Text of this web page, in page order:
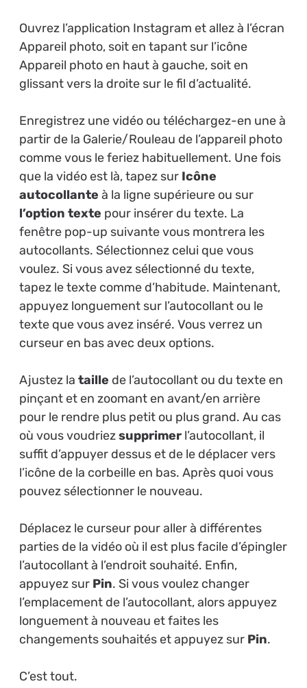
Ouvrez l’application Instagram et allez à l’écran
Appareil photo, soit en tapant sur l’icône
Appareil photo en haut à gauche, soit en
glissant vers la droite sur le fil d’actualité.
Enregistrez une vidéo ou téléchargez-en une à
partir de la Galerie/Rouleau de l’appareil photo
comme vous le feriez habituellement. Une fois
que la vidéo est là, tapez sur Icône
autocollante à la ligne supérieure ou sur
l’option texte pour insérer du texte. La
fenêtre pop-up suivante vous montrera les
autocollants. Sélectionnez celui que vous
voulez. Si vous avez sélectionné du texte,
tapez le texte comme d’habitude. Maintenant,
appuyez longuement sur l’autocollant ou le
texte que vous avez inséré. Vous verrez un
curseur en bas avec deux options.
Ajustez la taille de l’autocollant ou du texte en
pinçant et en zoomant en avant/en arrière
pour le rendre plus petit ou plus grand. Au cas
où vous voudriezsupprimerl’autocollant, il
suffit d’appuyer dessus et de le déplacer vers
l’icône de la corbeille en bas. Après quoi vous
pouvez sélectionner le nouveau.
Déplacez le curseur pour aller à différentes
parties de la vidéo où il est plus facile d’épingler
l’autocollant à l’endroit souhaité. Enfin,
appuyez sur Pin. Si vous voulez changer
l’emplacement de l’autocollant, alors appuyez
longuement à nouveau et faites les
changements souhaités et appuyez sur Pin.
C’est tout.